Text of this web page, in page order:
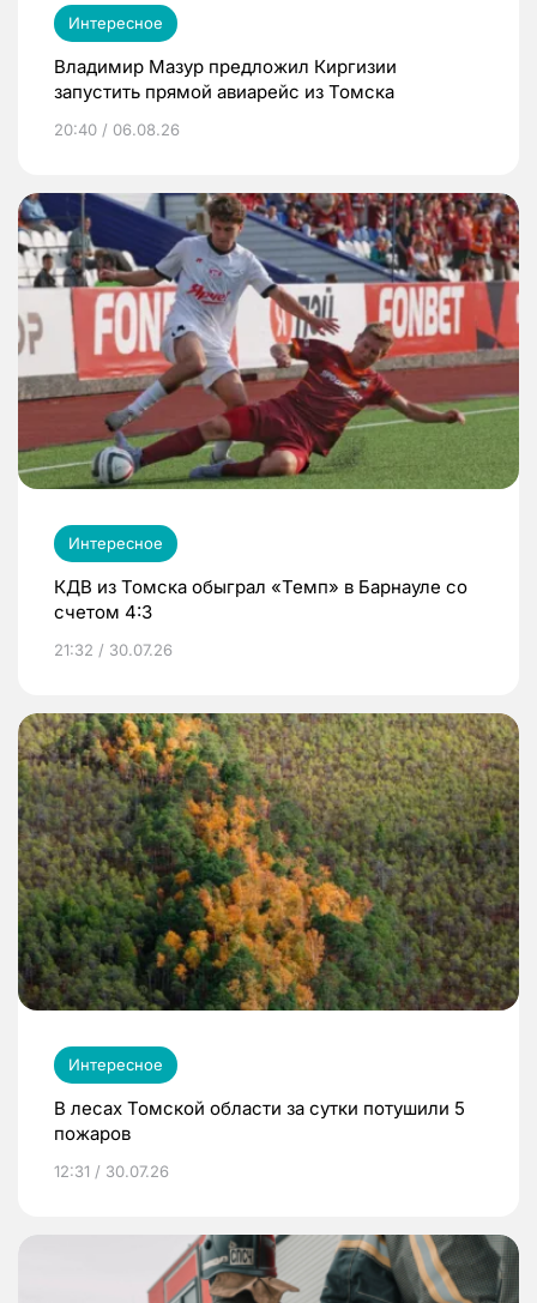
Интересное
Владимир Мазур предложил Киргизии
запустить прямой авиарейс из Томска
20:40 / 06.08.26
Интересное
КДВ из Томска обыграл «Темп» в Барнауле со
счетом 4:3
21:32 / 30.07.26
Интересное
В лесах Томской области за сутки потушили 5
пожаров
12:31 / 30.07.26